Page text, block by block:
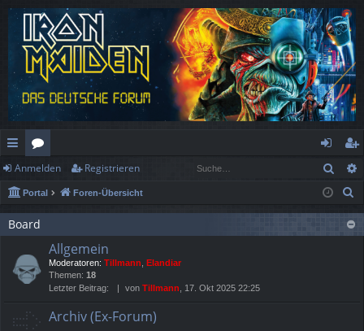
ch
ne
llz
rif
f
or
en
n
m
eg
ist
rie
Anmelden Registrieren
Portal Foren-Übersicht
Board
Allgemein
Moderatoren: Tillmann Elandiar
Themen: 18
Letzter Beitrag:
von Tillmann , 17. Okt 2025 22:25
Archiv (Ex-Forum)